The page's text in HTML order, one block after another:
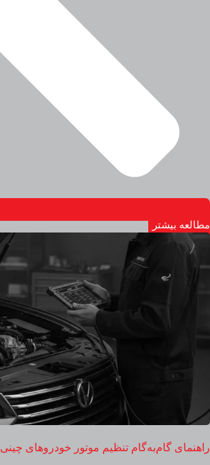
مطالعه بیشتر
راهنمای گام‌به‌گام تنظیم موتور خودروهای چینی